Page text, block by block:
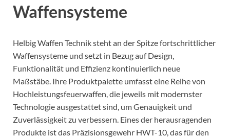
Waffensysteme
Helbig Waffen Technik steht an der Spitze fortschrittlicher
Waffensysteme und setzt in Bezug auf Design,
Funktionalität und Effizienz kontinuierlich neue
Maßstäbe. Ihre Produktpalette umfasst eine Reihe von
Hochleistungsfeuerwaffen, die jeweils mit modernster
Technologie ausgestattet sind, um Genauigkeit und
Zuverlässigkeit zu verbessern. Eines der herausragenden
Produkte ist das Präzisionsgewehr HWT-10, das für den